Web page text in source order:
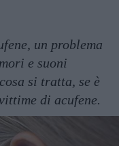
un problema
e suoni
si tratta, se è
di acufene.